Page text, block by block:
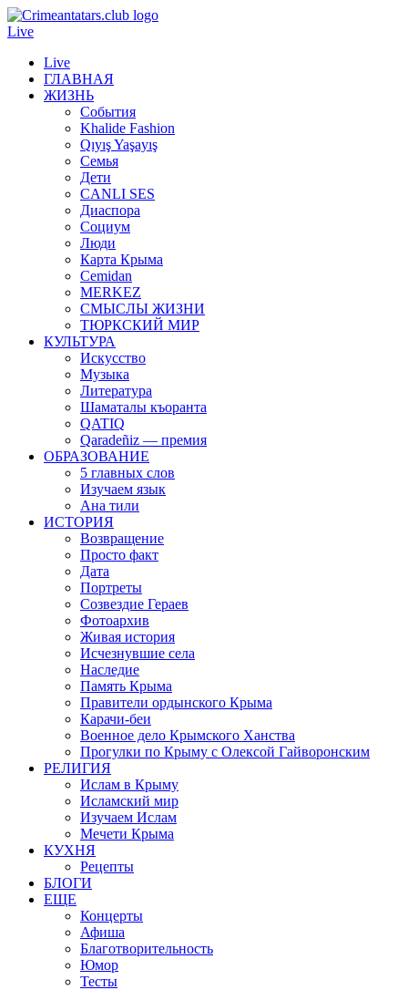
Live
Live
ГЛАВНАЯ
ЖИЗНЬ
События
Khalide Fashion
Qıyış Yaşayış
Семья
Дети
CANLI SES
Диаспора
Социум
Люди
Карта Крыма
Cemidan
МERKEZ
СМЫСЛЫ ЖИЗНИ
ТЮРКСКИЙ МИР
КУЛЬТУРА
Искусство
Музыка
Литература
Шаматалы къоранта
QATIQ
Qaradeñiz — премия
ОБРАЗОВАНИЕ
5 главных слов
Изучаем язык
Ана тили
ИСТОРИЯ
Возвращение
Просто факт
Дата
Портреты
Созвездие Гераев
Фотоархив
Живая история
Исчезнувшие села
Наследие
Память Крыма
Правители ордынского Крыма
Карачи-беи
Военное дело Крымского Ханства
Прогулки по Крыму с Олексой Гайворонским
РЕЛИГИЯ
Ислам в Крыму
Исламский мир
Изучаем Ислам
Мечети Крыма
КУХНЯ
Рецепты
БЛОГИ
ЕЩЕ
Концерты
Афиша
Благотворительность
Юмор
Тесты